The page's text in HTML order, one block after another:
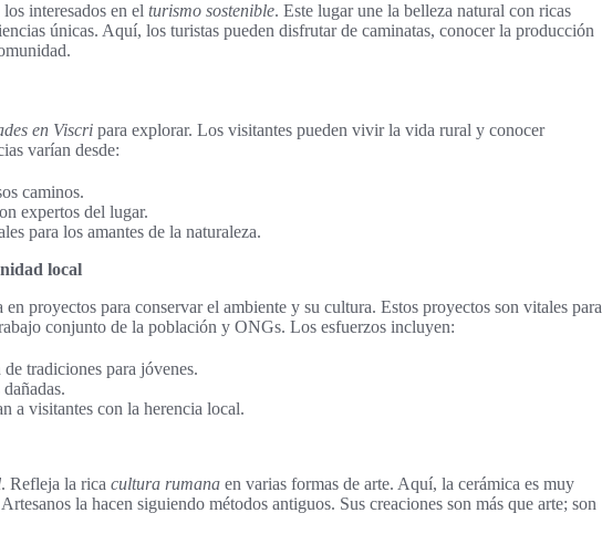
interesados en el turismo sostenible. Este lugar une la belleza natural con ricas
únicas. Aquí, los turistas pueden disfrutar de caminatas, conocer la producción
en Viscri para explorar. Los visitantes pueden vivir la vida rural y conocer
varían desde:
caminos.
expertos del lugar.
para los amantes de la naturaleza.
local
en proyectos para conservar el ambiente y su cultura. Estos proyectos son vitales para
conjunto de la población y ONGs. Los esfuerzos incluyen:
tradiciones para jóvenes.
a visitantes con la herencia local.
. Refleja la rica cultura rumana en varias formas de arte. Aquí, la cerámica es muy
la hacen siguiendo métodos antiguos. Sus creaciones son más que arte; son